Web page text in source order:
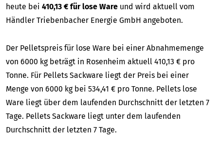
heute bei 410,13 € für lose Ware und wird aktuell vom
Händler Triebenbacher Energie GmbH angeboten.
Der Pelletspreis für lose Ware bei einer Abnahmemenge
von 6000 kg beträgt in Rosenheim aktuell 410,13 € pro
Tonne. Für Pellets Sackware liegt der Preis bei einer
Menge von 6000 kg bei 534,41 € pro Tonne. Pellets lose
Ware liegt über dem laufenden Durchschnitt der letzten 7
Tage. Pellets Sackware liegt unter dem laufenden
Durchschnitt der letzten 7 Tage.